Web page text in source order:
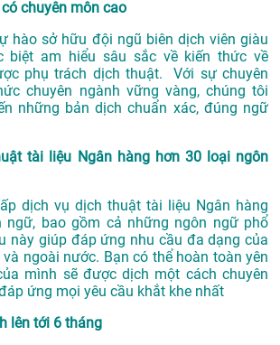
chuyên môn cao
hào sở hữu đội ngũ biên dịch viên giàu
biệt am hiểu sâu sắc về kiến thức về
phụ trách dịch thuật. Với sự chuyên
chuyên ngành vững vàng, chúng tôi
những bản dịch chuẩn xác, đúng ngữ
tài liệu Ngân hàng hơn 30 loại ngôn
dịch vụ dịch thuật tài liệu Ngân hàng
ngữ, bao gồm cả những ngôn ngữ phổ
này giúp đáp ứng nhu cầu đa dạng của
ngoài nước. Bạn có thể hoàn toàn yên
mình sẽ được dịch một cách chuyên
ứng mọi yêu cầu khắt khe nhất
lên tới 6 tháng